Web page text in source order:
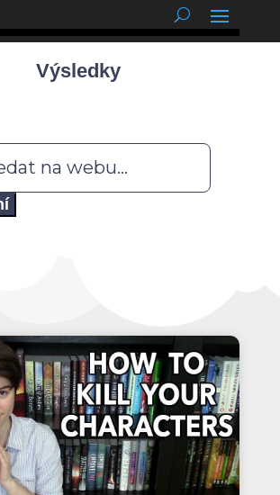
Výsledky